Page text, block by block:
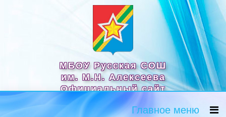
МБОУ Русская СОШ
им. М.Н. Алексеева
Официальный сайт
Главное меню